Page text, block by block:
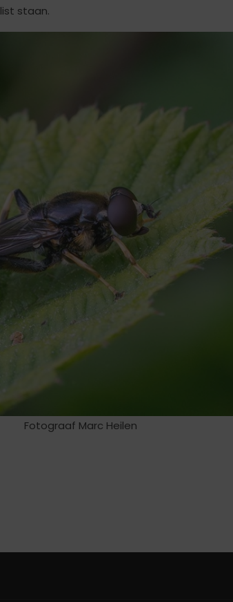
staan.
Fotograaf Marc Heilen